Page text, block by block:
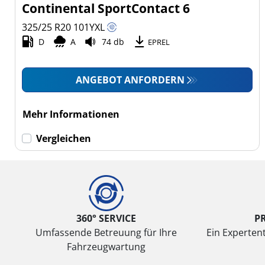
Continental SportContact 6
325/25 R20 101YXL
D A 74 db EPREL
ANGEBOT ANFORDERN
Mehr Informationen
Vergleichen
360° SERVICE
Umfassende Betreuung für Ihre
Fahrzeugwartung
Ein